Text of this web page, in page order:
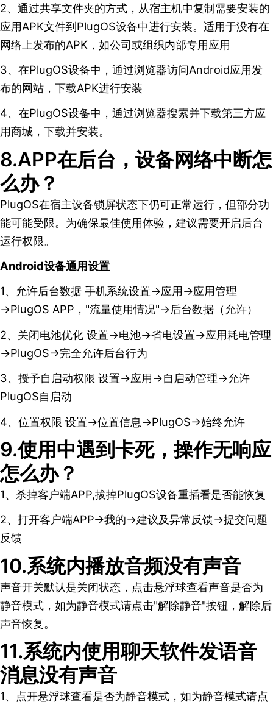
2、通过共享文件夹的方式，从宿主机中复制需要安装的
应用APK文件到PlugOS设备中进行安装。适用于没有在
网络上发布的APK，如公司或组织内部专用应用
3、在PlugOS设备中，通过浏览器访问Android应用发
布的网站，下载APK进行安装
4、在PlugOS设备中，通过浏览器搜索并下载第三方应
用商城，下载并安装。
8.APP在后台，设备网络中断怎
么办？
PlugOS在宿主设备锁屏状态下仍可正常运行，但部分功
能可能受限。为确保最佳使用体验，建议需要开启后台
运行权限。
Android设备通用设置
1、允许后台数据 手机系统设置→应用→应用管理
→PlugOS APP，"流量使用情况"→后台数据（允许）
2、关闭电池优化 设置→电池→省电设置→应用耗电管理
→PlugOS→完全允许后台行为
3、授予自启动权限 设置→应用→自启动管理→允许
PlugOS自启动
4、位置权限 设置→位置信息→PlugOS→始终允许
9.使用中遇到卡死，操作无响应
怎么办？
1、杀掉客户端APP,拔掉PlugOS设备重插看是否能恢复
2、打开客户端APP→我的→建议及异常反馈→提交问题
反馈
10.系统内播放音频没有声音
声音开关默认是关闭状态，点击悬浮球查看声音是否为
静音模式，如为静音模式请点击"解除静音"按钮，解除后
声音恢复。
11.系统内使用聊天软件发语音
消息没有声音
1、点开悬浮球查看是否为静音模式，如为静音模式请点